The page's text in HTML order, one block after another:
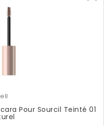
Pour Sourcil Teinté 01